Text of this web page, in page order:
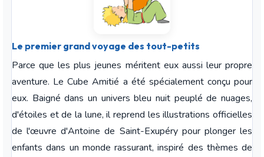
Le premier grand voyage des tout-petits
Parce que les plus jeunes méritent eux aussi leur propre
aventure. Le Cube Amitié a été spécialement conçu pour
eux. Baigné dans un univers bleu nuit peuplé de nuages,
d'étoiles et de la lune, il reprend les illustrations officielles
de l'œuvre d'Antoine de Saint-Exupéry pour plonger les
enfants dans un monde rassurant, inspiré des thèmes de